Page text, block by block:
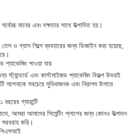
মানের এবং দক্ষতার সাথে উত্পাদিত হয়।
তেল ও গ্যাস শিল্পে ব্যবহারের জন্য ডিজাইন করা হয়েছে,
প্যাকেজিং পাওয়া যায়
স্ট্যান্ডার্ড এবং কাস্টমাইজড প্যাকেজিং বিকল্প উভয়ই
আপনাকে সবচেয়ে সুবিধাজনক এবং নিরাপদ উপায়ে
বছরের গ্যারান্টি
আমরা আমাদের সিমেন্টিং প্লাগের জন্য কোনও উত্পাদন
সরবরাহ করি।